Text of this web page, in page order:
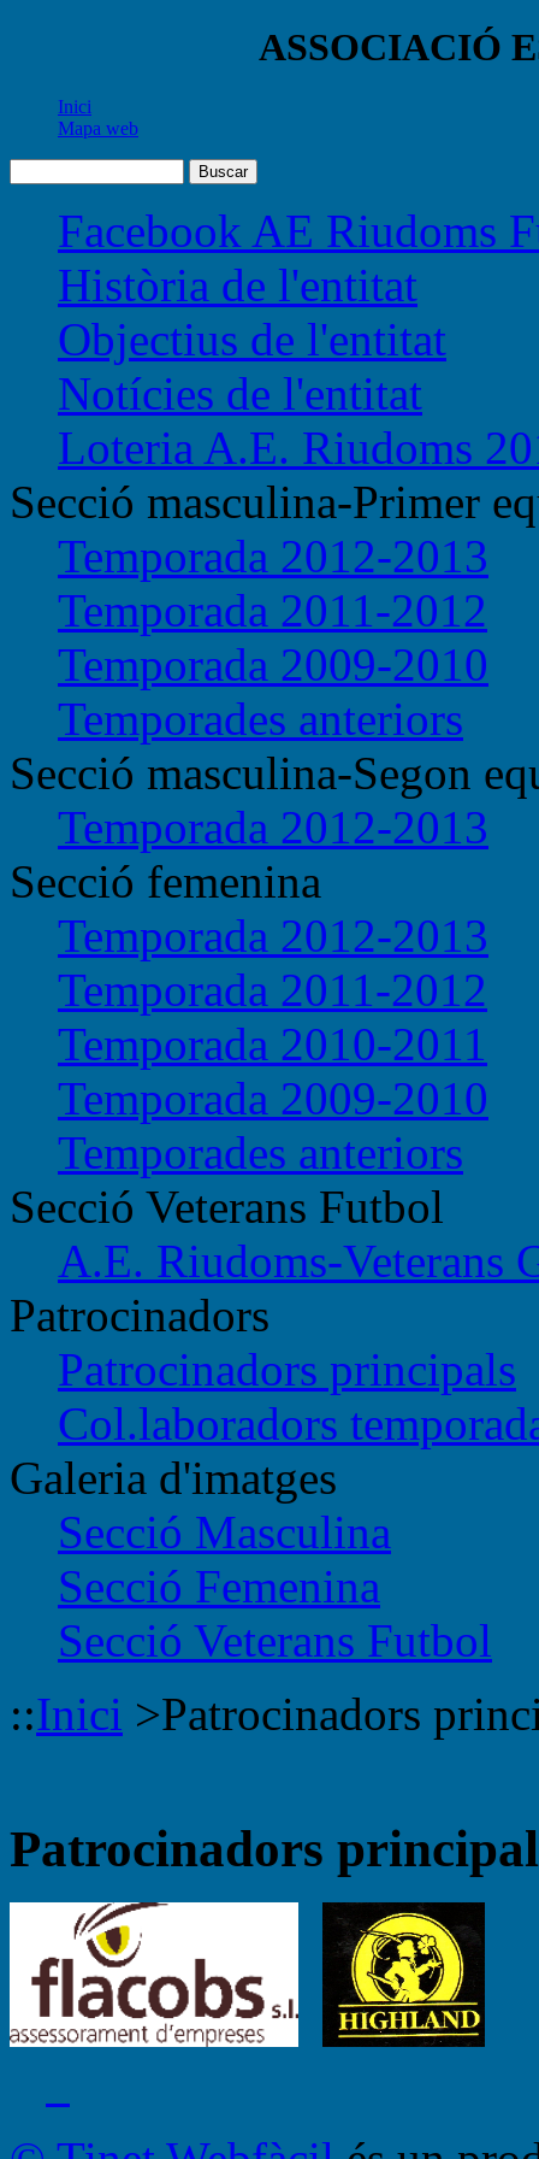
ASSOCIACIÓ
Inici
Mapa web
Facebook AE Riudoms
Història de l'entitat
Objectius de l'entitat
Notícies de l'entitat
Loteria A.E. Riudoms
Secció masculina-Primer
Temporada 2012-2013
Temporada 2011-2012
Temporada 2009-2010
Temporades anteriors
Secció masculina-Segon
Temporada 2012-2013
Secció femenina
Temporada 2012-2013
Temporada 2011-2012
Temporada 2010-2011
Temporada 2009-2010
Temporades anteriors
Secció Veterans Futbol
A.E. Riudoms-Veterans
Patrocinadors
Patrocinadors principals
Col.laboradors
Galeria d'imatges
Secció Masculina
Secció Femenina
Secció Veterans Futbol
::Inici >Patrocinadors
Patrocinadors